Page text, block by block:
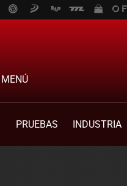
MENÚ
PRUEBAS INDUSTRIA